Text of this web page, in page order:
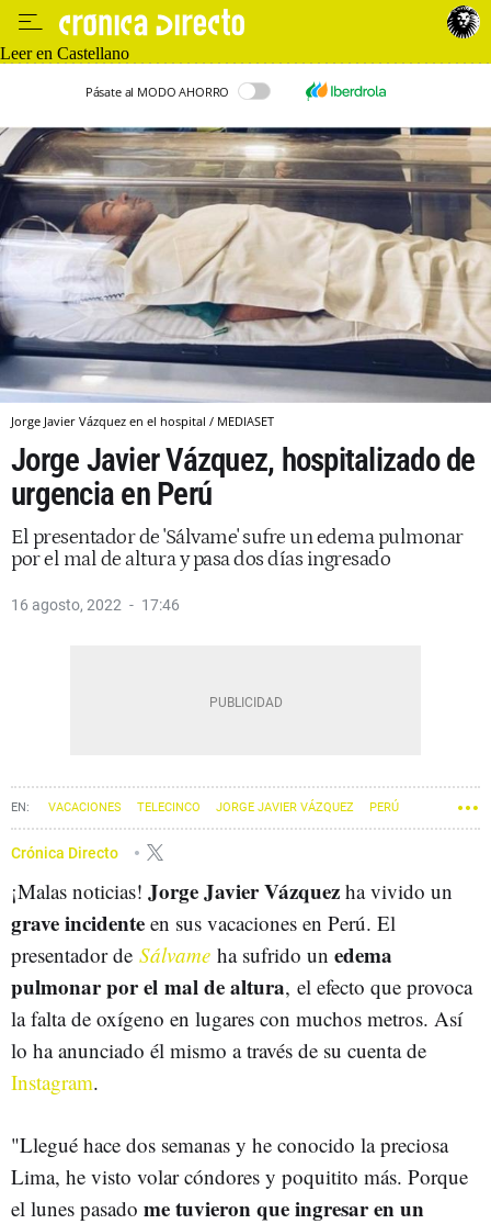
Leer en Castellano
Pásate al MODO AHORRO
Jorge Javier Vázquez en el hospital / MEDIASET
Jorge Javier Vázquez, hospitalizado de
urgencia en Perú
El presentador de 'Sálvame' sufre un edema pulmonar
por el mal de altura y pasa dos días ingresado
16 agosto, 2022 17:46
VACACIONES TELECINCO JORGE JAVIER VÁZQUEZ PERÚ
Crónica Directo
¡Malas noticias! Jorge Javier Vázquez ha vivido un
grave incidente en sus vacaciones en Perú. El
presentador de Sálvame ha sufrido un edema
pulmonar por el mal de altura, el efecto que provoca
la falta de oxígeno en lugares con muchos metros. Así
lo ha anunciado él mismo a través de su cuenta de
Instagram.
"Llegué hace dos semanas y he conocido la preciosa
Lima, he visto volar cóndores y poquitito más. Porque
el lunes pasado me tuvieron que ingresar en un